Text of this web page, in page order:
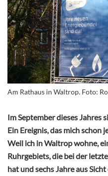
Am Rathaus in Waltrop. Foto:
Im September dieses Jahres
Ein Ereignis, das mich schon
Weil ich in Waltrop wohne,
Ruhrgebiets, die bei der
hat und sechs Jahre aus